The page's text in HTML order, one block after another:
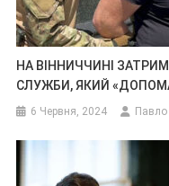
НА ВІННИЧЧИНІ
СЛУЖБИ, ЯКИЙ
6 Червня, 2024